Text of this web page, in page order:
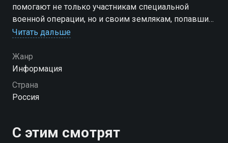
помогают не только участникам специальной
военной операции, но и своим землякам, попавшим
в трудную жизненную ситуацию. Их недетские
Читать дальше
Жанр
Информация
Страна
Россия
С этим смотрят